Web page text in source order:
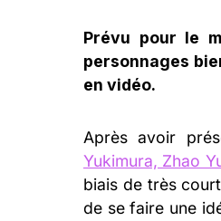
Prévu pour le
personnages
en vidéo.
Après avoir
Yukimura, Zhao
biais de très
de se faire une